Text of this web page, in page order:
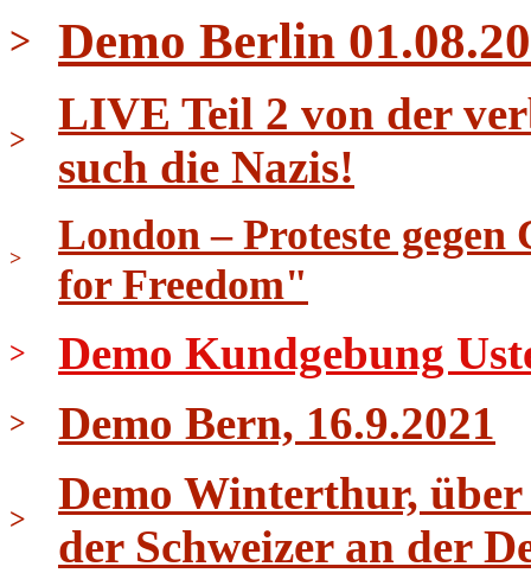
> Demo Berlin
>
LIVE Teil 2 von der
such die Nazis!
>
London – Proteste
for Freedom"
> Demo Kundgebung
> Demo Bern, 16.9.2021
>
Demo Winterthur,
der Schweizer an der